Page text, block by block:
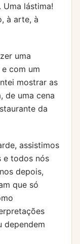
lástima!
à arte, à
uma
com um
mostrar as
de uma cena
da
assistimos
e todos nós
depois,
que só
dependem